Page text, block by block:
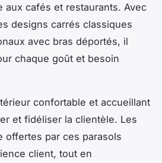
aux cafés et restaurants. Avec
designs carrés classiques
avec bras déportés, il
chaque goût et besoin
confortable et accueillant
et fidéliser la clientèle. Les
offertes par ces parasols
client, tout en